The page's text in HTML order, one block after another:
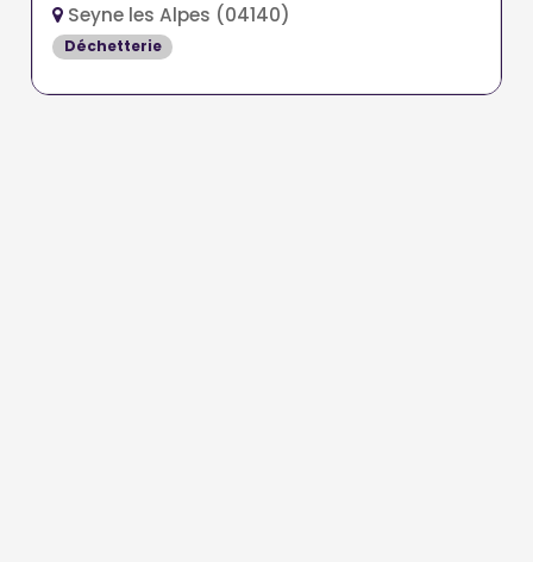
Seyne les Alpes (04140)
Déchetterie